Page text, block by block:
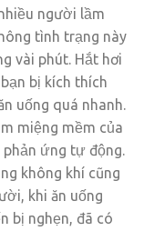
người lầm
tình trạng này
vài phút. Hắt hơi
bị kích thích
uống quá nhanh.
miệng mềm của
ứng tự động.
không khí cũng
khi ăn uống
bị nghẹn, đã có